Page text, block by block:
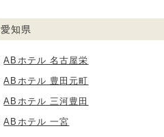
愛知県
ABホテル 名古屋栄
ABホテル 豊田元町
ABホテル 三河豊田
ABホテル 一宮